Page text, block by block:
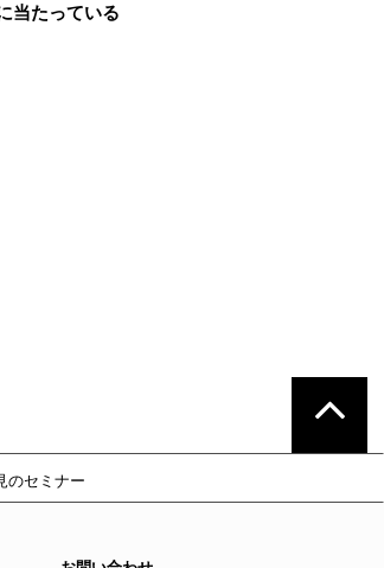
当たっている
のセミナー